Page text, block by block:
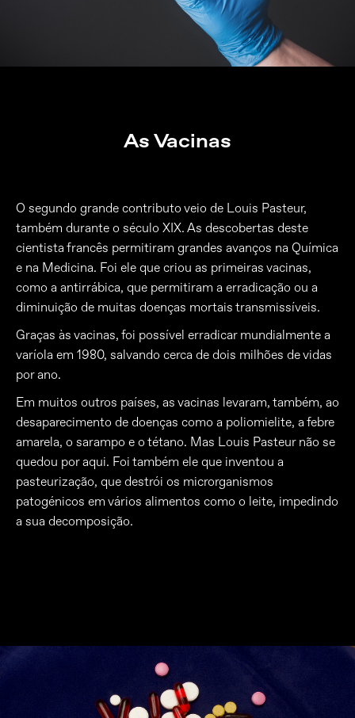
As Vacinas
O segundo grande contributo veio de Louis Pasteur,
também durante o século XIX. As descobertas deste
cientista francês permitiram grandes avanços na Química
e na Medicina. Foi ele que criou as primeiras vacinas,
como a antirrábica, que permitiram a erradicação ou a
diminuição de muitas doenças mortais transmissíveis.
Graças às vacinas, foi possível erradicar mundialmente a
varíola em 1980, salvando cerca de dois milhões de vidas
por ano.
Em muitos outros países, as vacinas levaram, também, ao
desaparecimento de doenças como a poliomielite, a febre
amarela, o sarampo e o tétano. Mas Louis Pasteur não se
quedou por aqui. Foi também ele que inventou a
pasteurização, que destrói os microrganismos
patogénicos em vários alimentos como o leite, impedindo
a sua decomposição.